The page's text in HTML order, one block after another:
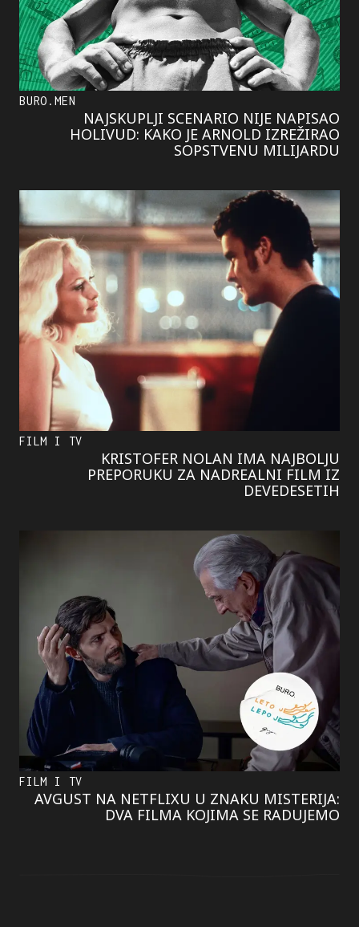
BURO.MEN
NAJSKUPLJI SCENARIO NIJE NAPISAO
HOLIVUD: KAKO JE ARNOLD IZREŽIRAO
SOPSTVENU MILIJARDU
FILM I TV
KRISTOFER NOLAN IMA NAJBOLJU
PREPORUKU ZA NADREALNI FILM IZ
DEVEDESETIH
FILM I TV
AVGUST NA NETFLIXU U ZNAKU MISTERIJA:
DVA FILMA KOJIMA SE RADUJEMO